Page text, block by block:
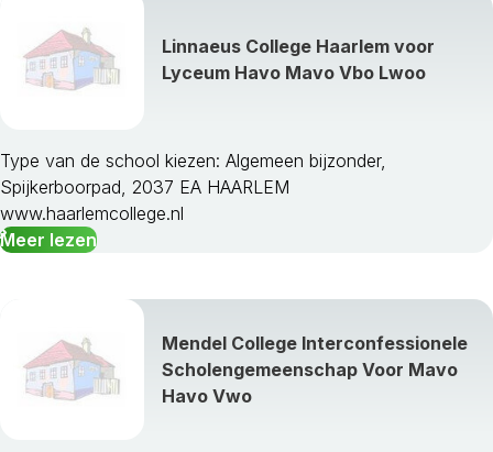
Linnaeus College Haarlem voor
Lyceum Havo Mavo Vbo Lwoo
Type van de school kiezen: Algemeen bijzonder,
Spijkerboorpad, 2037 EA HAARLEM
www.haarlemcollege.nl
Meer lezen
Mendel College Interconfessionele
Scholengemeenschap Voor Mavo
Havo Vwo